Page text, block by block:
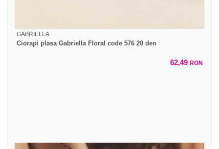
GABRIELLA
Ciorapi plasa Gabriella Floral code 576 20 den
62,49 RON